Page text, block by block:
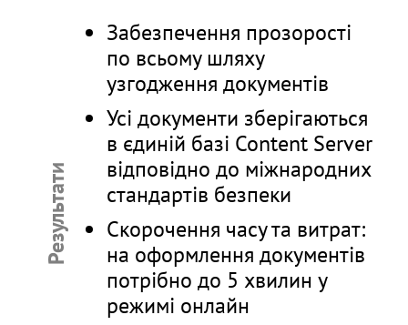
Результати
Забезпечення прозорості
по всьому шляху
узгодження документів
Усі документи зберігаються
в єдиній базі Content Server
відповідно до міжнародних
стандартів безпеки
Скорочення часу та витрат:
на оформлення документів
потрібно до 5 хвилин у
режимі онлайн